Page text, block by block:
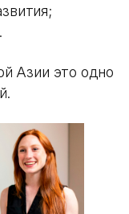
Азии это одно